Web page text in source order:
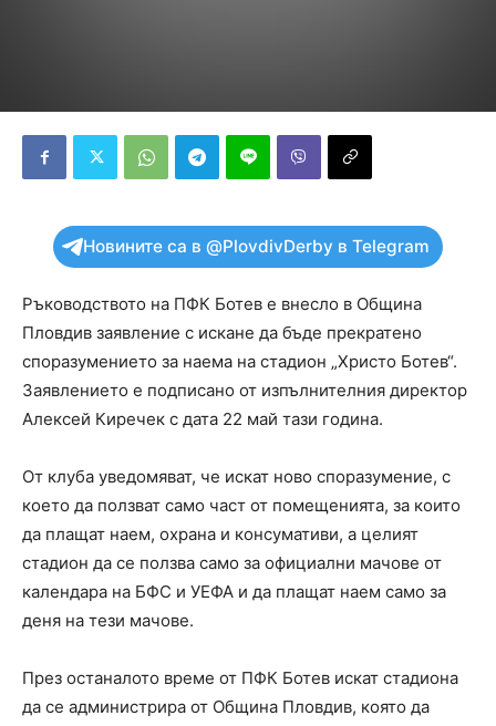
Новините са в @PlovdivDerby в Telegram
Ръководството на ПФК Ботев е внесло в Община
Пловдив заявление с искане да бъде прекратено
споразумението за наема на стадион „Христо Ботев“.
Заявлението е подписано от изпълнителния директор
Алексей Киречек с дата 22 май тази година.
От клуба уведомяват, че искат ново споразумение, с
което да ползват само част от помещенията, за които
да плащат наем, охрана и консумативи, а целият
стадион да се ползва само за официални мачове от
календара на БФС и УЕФА и да плащат наем само за
деня на тези мачове.
През останалото време от ПФК Ботев искат стадиона
да се администрира от Община Пловдив, която да